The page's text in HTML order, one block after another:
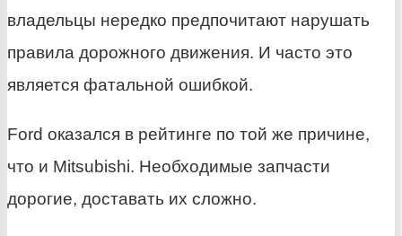
владельцы нередко предпочитают нарушать
правила дорожного движения. И часто это
является фатальной ошибкой.
Ford оказался в рейтинге по той же причине,
что и Mitsubishi. Необходимые запчасти
дорогие, доставать их сложно.